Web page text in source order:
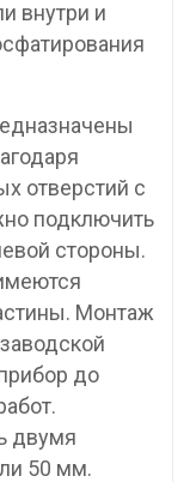
внутри и
отверстий с
подключить
стороны.
Монтаж
до
двумя
50 мм.